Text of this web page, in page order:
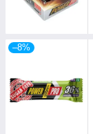
–8%